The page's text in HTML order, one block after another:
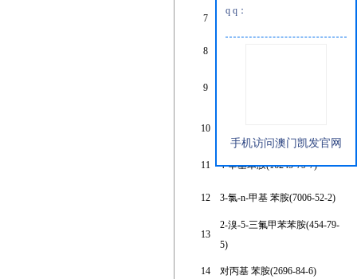
7 3-四氟乙氧基苯胺(831-75-4)
8
9
10
11 4-辛基苯胺(16245-79-7)
12 3-氯-n-甲基 苯胺(7006-52-2)
13
2-溴-5-三氟甲苯苯胺(454-79-
5)
14 对丙基 苯胺(2696-84-6)
q q：
手机访问澳门凯发官网